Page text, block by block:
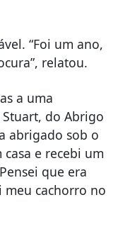
“Foi um ano,
relatou.
a uma
do Abrigo
abrigado sob o
e recebi um
que era
meu cachorro no